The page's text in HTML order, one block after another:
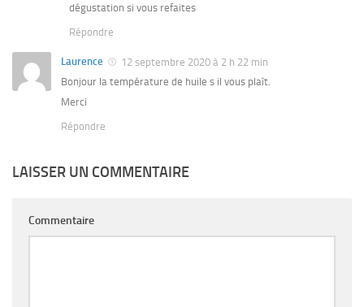
dégustation si vous refaites
Répondre
Laurence
12 septembre 2020 à 2 h 22 min
Bonjour la température de huile s il vous plaît.
Merci
Répondre
LAISSER UN COMMENTAIRE
Commentaire